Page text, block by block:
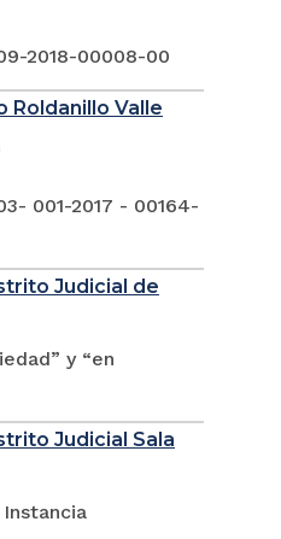
2018-00008-00
Roldanillo Valle
001-2017 - 00164-
Judicial de
y “en
Judicial Sala